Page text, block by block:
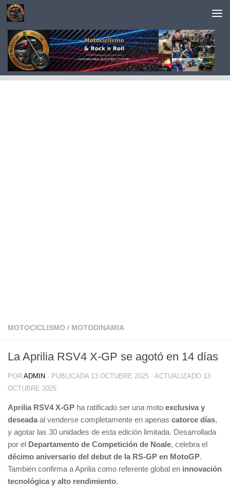
Saltar al contenido
MOTOCICLISMO / MOTODINAMIA
La Aprilia RSV4 X-GP se agotó en 14 días
POR ADMIN · PUBLICADA 13 OCTUBRE 2025 · ACTUALIZADO 13
OCTUBRE 2025
Aprilia RSV4 X-GP ha ratificado ser una moto exclusiva y
deseada al venderse completamente en apenas catorce días,
y agotar las 30 unidades de esta edición limitada. Desarrollada
por el Departamento de Competición de Noale, celebra el
décimo aniversario del debut de la RS-GP en MotoGP.
También confirma a Aprilia como referente global en innovación
tecnológica y alto rendimiento.